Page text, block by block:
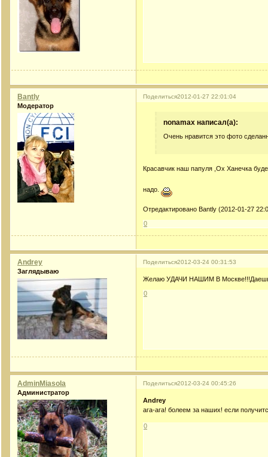
Поделиться2012-01-27 22:01:04
Bantly
Модератор
nonamax написал(а):
Очень нравится это фото
Красавчик наш папуля ,Ох Ханечка
надо.
Отредактировано Bantly (2012-01-27
0
Поделиться2012-03-24 00:31:53
Andrey
Заглядываю
Желаю УДАЧИ НАШИМ В
0
Поделиться2012-03-24 00:45:26
AdminMiasola
Администратор
Andrey
ага-ага! болеем за наших! если
0